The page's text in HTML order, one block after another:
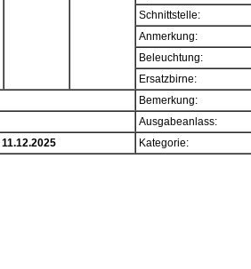
Schnittstelle:
Anmerkung:
Beleuchtung:
Ersatzbirne:
Bemerkung:
Ausgabeanlass:
11.12.2025 Kategorie: